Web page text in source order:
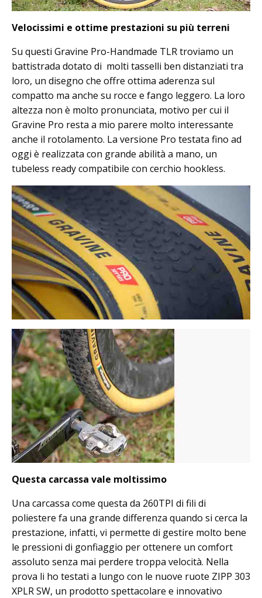
Velocissimi e ottime prestazioni su più terreni
Su questi Gravine Pro-Handmade TLR troviamo un
battistrada dotato di molti tasselli ben distanziati tra
loro, un disegno che offre ottima aderenza sul
compatto ma anche su rocce e fango leggero. La loro
altezza non è molto pronunciata, motivo per cui il
Gravine Pro resta a mio parere molto interessante
anche il rotolamento. La versione Pro testata fino ad
oggi è realizzata con grande abilità a mano, un
tubeless ready compatibile con cerchio hookless.
Questa carcassa vale moltissimo
Una carcassa come questa da 260TPI di fili di
poliestere fa una grande differenza quando si cerca la
prestazione, infatti, vi permette di gestire molto bene
le pressioni di gonfiaggio per ottenere un comfort
assoluto senza mai perdere troppa velocità. Nella
prova li ho testati a lungo con le nuove ruote ZIPP 303
XPLR SW, un prodotto spettacolare e innovativo